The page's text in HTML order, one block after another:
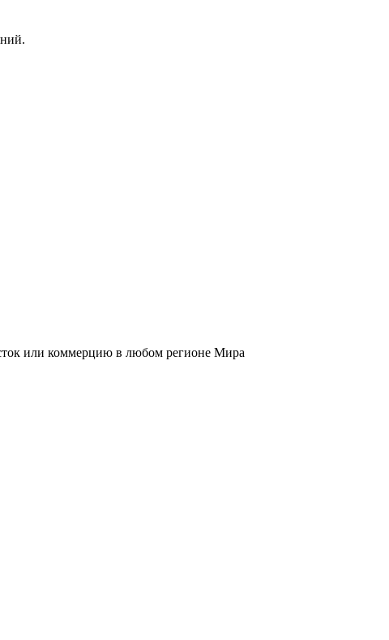
или коммерцию в любом регионе Мира